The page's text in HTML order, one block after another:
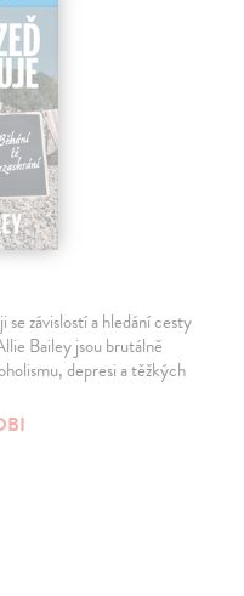
závislostí a hledání cesty
Bailey jsou brutálně
depresi a těžkých